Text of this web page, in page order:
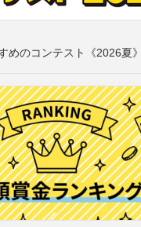
めのコンテスト《2026夏》